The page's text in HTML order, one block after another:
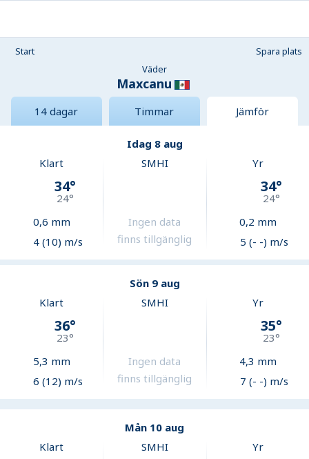
Start
Spara plats
Väder
Maxcanu
14 dagar Timmar Jämför
Idag 8 aug
Klart
34°
24°
0,6 mm
4 (10) m/s
SMHI
Ingen data
finns tillgänglig
Yr
34°
24°
0,2 mm
5 (- -) m/s
Sön 9 aug
Klart
36°
23°
5,3 mm
6 (12) m/s
SMHI
Ingen data
finns tillgänglig
Yr
35°
23°
4,3 mm
7 (- -) m/s
Mån 10 aug
Klart
SMHI Yr